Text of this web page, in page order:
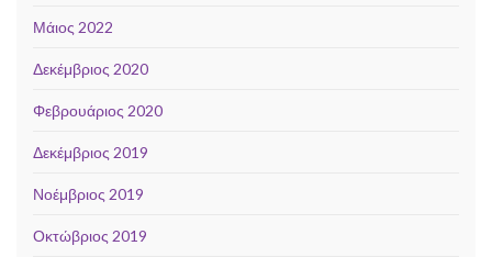
Μάιος 2022
Δεκέμβριος 2020
Φεβρουάριος 2020
Δεκέμβριος 2019
Νοέμβριος 2019
Οκτώβριος 2019